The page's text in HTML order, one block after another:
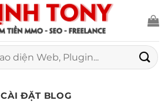
CÀI ĐẶT BLOG